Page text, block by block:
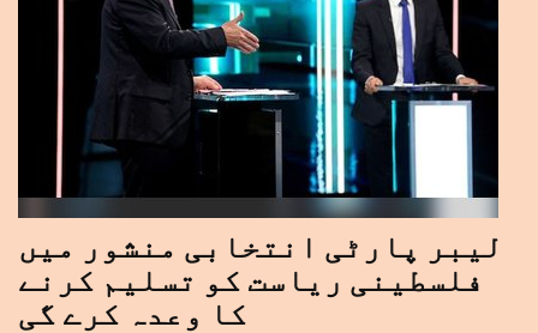
لیبر پارٹی انتخابی منشور میں
فلسطینی ریاست کو تسلیم کرنے
کا وعدہ کرے گی